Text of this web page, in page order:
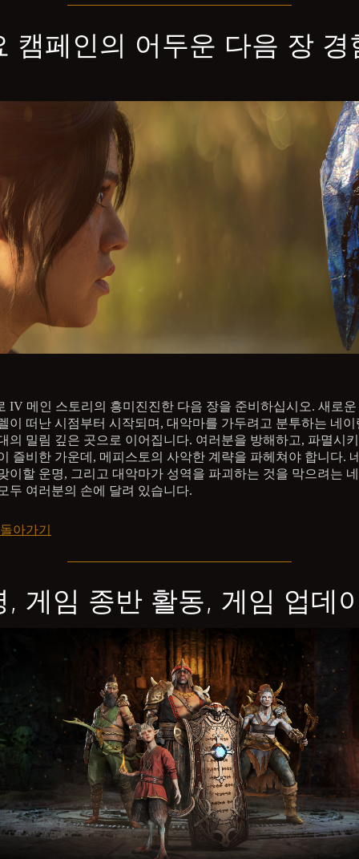
캠페인의 어두운 다음 장 경
IV 메인 스토리의 흥미진진한 다음 장을 준비하십시오. 새로
이 떠난 시점부터 시작되며, 대악마를 가두려고 분투하는 네이
의 밀림 깊은 곳으로 이어집니다. 여러분을 방해하고, 파멸시
즐비한 가운데, 메피스토의 사악한 계략을 파헤쳐야 합니다.
이할 운명, 그리고 대악마가 성역을 파괴하는 것을 막으려는
두 여러분의 손에 달려 있습니다.
아가기
, 게임 종반 활동, 게임 업데